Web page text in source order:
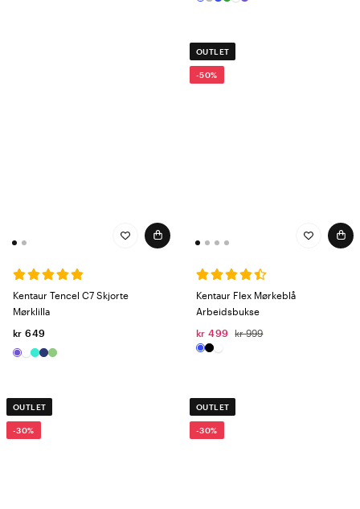
Kentaur Tencel C7 Skjorte
Mørklilla
kr 649
OUTLET
-50%
Kentaur Flex Mørkeblå
Arbeidsbukse
kr 499
kr 999
OUTLET
-30%
OUTLET
-30%